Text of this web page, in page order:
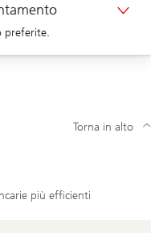
preferite.
più efficienti
Torna in alto